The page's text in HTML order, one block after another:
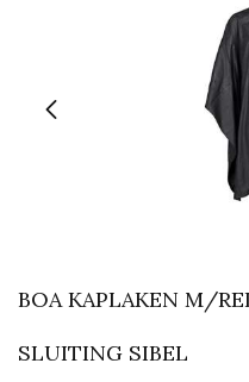
BOA KAPLAKEN M/
SLUITING SIBEL